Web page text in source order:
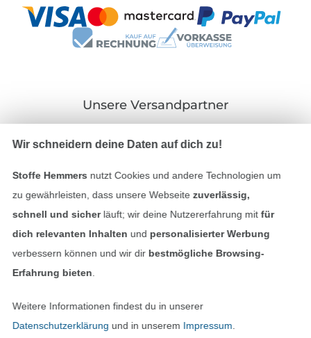
Unsere Versandpartner
Impressum
Widerrufsrecht
In den deutschen Shop wechseln (aktuell
Wir schneidern deine Daten auf dich zu!
Stoffe Hemmers nutzt Cookies und andere Technologien um
zu gewährleisten, dass unsere Webseite zuverlässig,
schnell und sicherläuft; wir deine Nutzererfahrung mitfür
dich relevanten Inhalten und personalisierter Werbung
verbessern können und wir dir bestmögliche Browsing-
Erfahrung bieten
Weitere Informationen findest du in unserer
Datenschutzerklärung und in unserem Impressum